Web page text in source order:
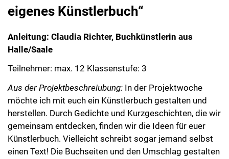
eigenes Künstlerbuch“
Anleitung: Claudia Richter, Buchkünstlerin aus
Halle/Saale
Teilnehmer: max. 12 Klassenstufe: 3
Aus der Projektbeschreiubung: In der Projektwoche
möchte ich mit euch ein Künstlerbuch gestalten und
herstellen. Durch Gedichte und Kurzgeschichten, die wir
gemeinsam entdecken, finden wir die Ideen für euer
Künstlerbuch. Vielleicht schreibt sogar jemand selbst
einen Text! Die Buchseiten und den Umschlag gestalten